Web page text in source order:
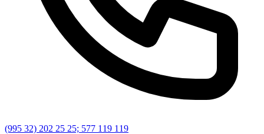
(995 32) 202 25 25; 577 119 119